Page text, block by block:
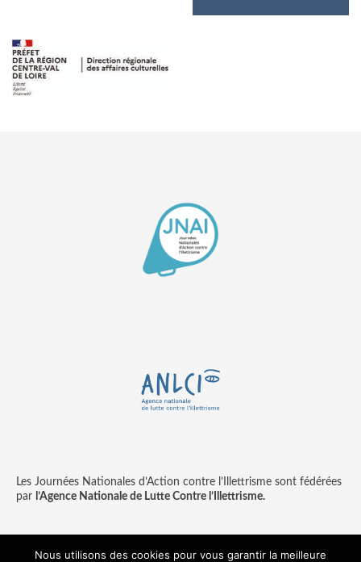
Les Journées Nationales d’Action contre l’Illettrisme sont fédérées
par l’Agence Nationale de Lutte Contre l’Illettrisme.
Nous utilisons des cookies pour vous garantir la meilleure